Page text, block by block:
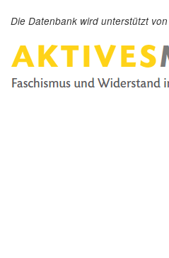
Die Datenbank wird unterstützt von